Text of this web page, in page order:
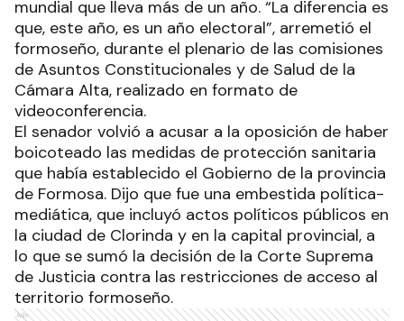
mundial que lleva más de un año. “La diferencia es
que, este año, es un año electoral”, arremetió el
formoseño, durante el plenario de las comisiones
de Asuntos Constitucionales y de Salud de la
Cámara Alta, realizado en formato de
videoconferencia.
El senador volvió a acusar a la oposición de haber
boicoteado las medidas de protección sanitaria
que había establecido el Gobierno de la provincia
de Formosa. Dijo que fue una embestida política-
mediática, que incluyó actos políticos públicos en
la ciudad de Clorinda y en la capital provincial, a
lo que se sumó la decisión de la Corte Suprema
de Justicia contra las restricciones de acceso al
territorio formoseño.
Ads